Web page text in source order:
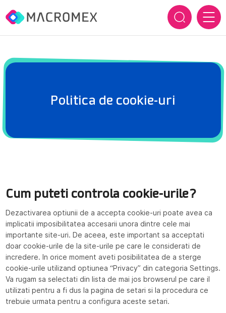
Cine suntem
SERVICII
CARIERE
NOUTĂȚI
CONTACT
Shop online
Politica de cookie-uri
Cum puteti controla cookie-urile?
Dezactivarea optiunii de a accepta cookie-uri poate avea ca
implicatii imposibilitatea accesarii unora dintre cele mai
importante site-uri. De aceea, este important sa acceptati
doar cookie-urile de la site-urile pe care le considerati de
incredere. In orice moment aveti posibilitatea de a sterge
cookie-urile utilizand optiunea “Privacy” din categoria Settings.
Va rugam sa selectati din lista de mai jos browserul pe care il
utilizati pentru a fi dus la pagina de setari si la procedura ce
trebuie urmata pentru a configura aceste setari.